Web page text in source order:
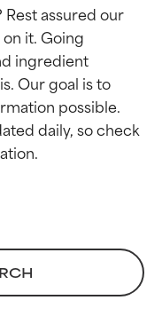
assured our
it. Going
ingredient
Our goal is to
possible.
daily, so check
con
piel. Su
con
piel. Su